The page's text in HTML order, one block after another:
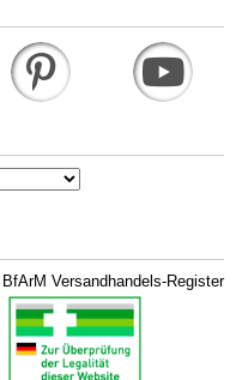
BfArM Versandhandels-Register